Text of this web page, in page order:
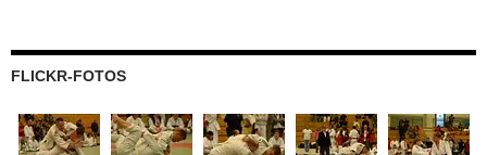
FLICKR-FOTOS